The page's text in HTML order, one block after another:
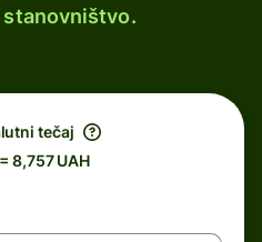
stanovništvo.
tečaj
8,757 UAH